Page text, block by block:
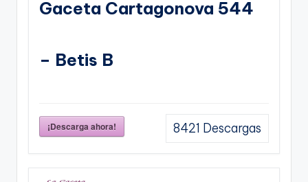
Gaceta Cartagonova 544
– Betis B
¡Descarga ahora! 8421 Descargas